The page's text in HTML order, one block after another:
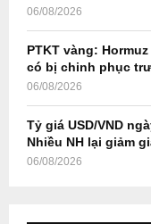
06/08/2026
PTKT vàng:
có bị chinh phục
06/08/2026
Tỷ giá USD/VND
Nhiều NH lại giảm
06/08/2026